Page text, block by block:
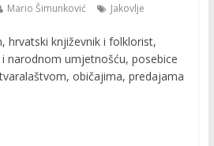
Mario Šimunković Jakovlje
hrvatski književnik i folklorist,
narodnom umjetnošću, posebice
običajima, predajama